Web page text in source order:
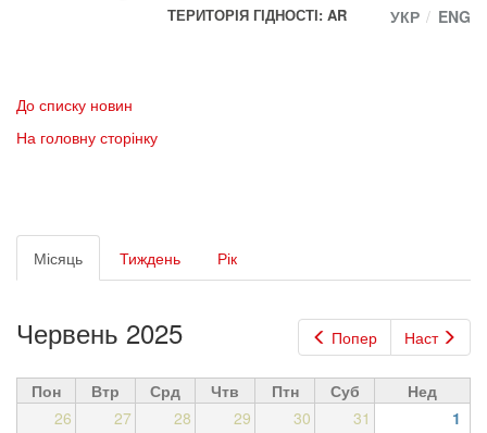
ТЕРИТОРІЯ ГІДНОСТІ: AR
УКР ENG
До списку новин
На головну сторінку
Первинні
вкладки
Місяць (активна
вкладка)
Тиждень Рік
Попер Наст
Червень 2025
Пон Втр Срд Чтв Птн Суб
Нед
26
27 28 29 30 31 1